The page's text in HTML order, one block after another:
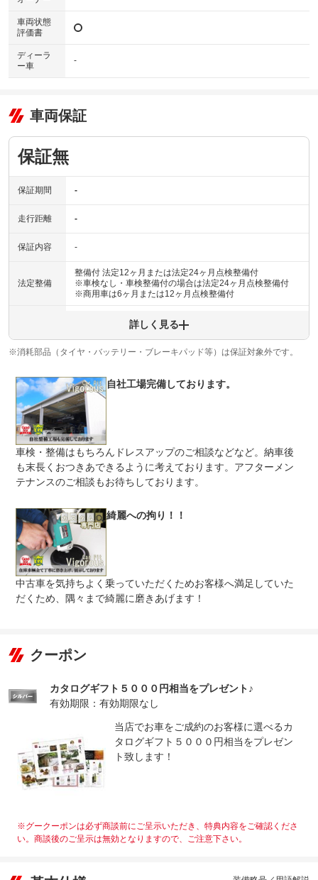
車両状態
評価書
ディーラ
ー車
-
車両保証
保証無
保証期間 -
走行距離 -
保証内容 -
法定整備
整備付 法定12ヶ月または法定24ヶ月点検整備付
※車検なし・車検整備付の場合は法定24ヶ月点検整備付
※商用車は6ヶ月または12ヶ月点検整備付
しっかりと整備してから納車させていただきます！
詳しく見る
※消耗部品（タイヤ・バッテリー・ブレーキパッド等）は保証対象外です。
自社工場完備しております。
車検・整備はもちろんドレスアップのご相談などなど。納車後
も末長くおつきあできるように考えております。アフターメン
テナンスのご相談もお待ちしております。
綺麗への拘り！！
中古車を気持ちよく乗っていただくためお客様へ満足していた
だくため、隅々まで綺麗に磨きあげます！
クーポン
カタログギフト５０００円相当をプレゼント♪
有効期限：有効期限なし
当店でお車をご成約のお客様に選べるカ
タログギフト５０００円相当をプレゼン
ト致します！
※グークーポンは必ず商談前にご呈示いただき、特典内容をご確認くださ
い。商談後のご呈示は無効となりますので、ご注意下さい。